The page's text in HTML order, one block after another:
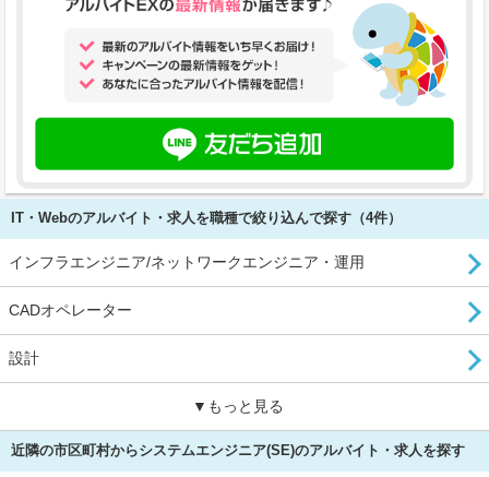
IT・Webのアルバイト・求人を職種で絞り込んで探す（4件）
インフラエンジニア/ネットワークエンジニア・運用
CADオペレーター
設計
▼もっと見る
近隣の市区町村からシステムエンジニア(SE)のアルバイト・求人を探す